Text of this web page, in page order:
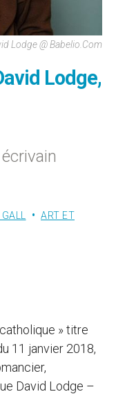
Lodge @ Babelio.com
Lodge,
ART ET
» titre
11 janvier 2018,
David Lodge –